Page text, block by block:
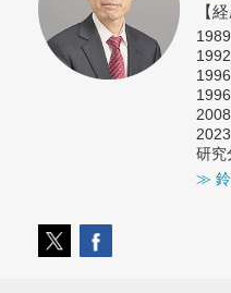
【
研究
≫ 鈴